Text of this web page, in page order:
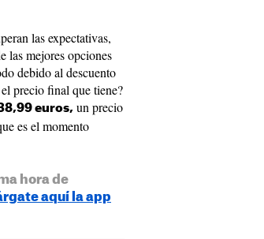
las expectativas,
las mejores opciones
debido al descuento
precio final que tiene?
euros, un precio
es el momento
hora de
aquí la app